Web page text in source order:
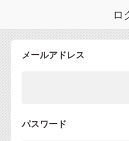
ロ
メールアドレス
パスワード